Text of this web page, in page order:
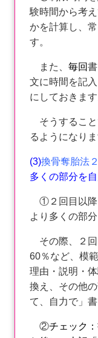
験時間から考
かを計算し、
す。
また、 毎回
文に時間を記
にしておきます
そうすること
るようになりま
(3)換骨奪胎法２
多くの部分を自
①２回目以降
より多くの部
その際、２回
60％など、模
理由・説明・
換え、その他
て、自力で」書
②チェック